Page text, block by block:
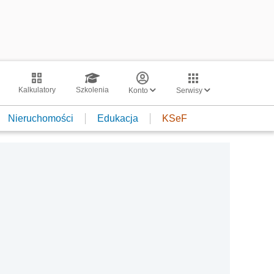
Kalkulatory Szkolenia Konto Serwisy
Nieruchomości Edukacja KSeF